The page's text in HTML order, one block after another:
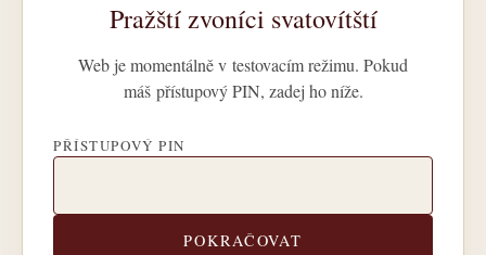
Pražští zvoníci svatovítští
Web je momentálně v testovacím režimu. Pokud
máš přístupový PIN, zadej ho níže.
PŘÍSTUPOVÝ PIN
POKRAČOVAT